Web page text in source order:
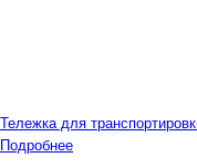
Тележка для
Подробнее